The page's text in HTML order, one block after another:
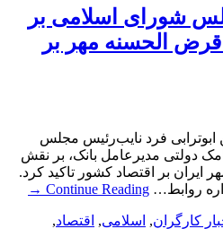
شورای اسلامی بر
قرض الحسنه مهر بر
فرد نایب‌رئیس مجلس
دولتی مدیرعامل بانک، بر نقش
ایران بر اقتصاد کشور تاکید کرد.
روابط… Continue Reading
→
کارگران, اسلامی, اقتصاد,